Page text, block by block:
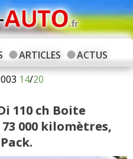
ARTICLES
ACTUS
14/20
110 ch Boite
000 kilomètres,